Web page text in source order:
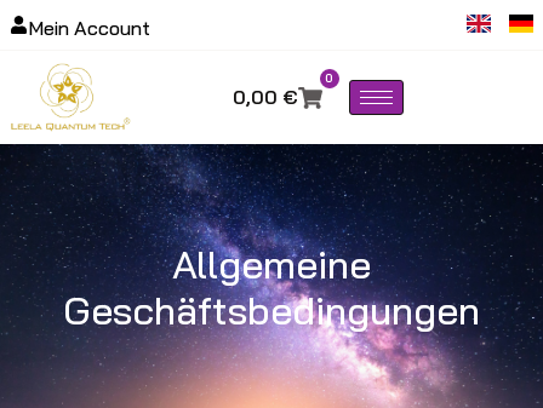
Mein Account
0,00€
0
Allgemeine
Geschäftsbedingungen